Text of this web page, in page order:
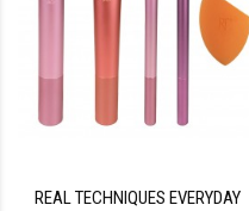
REAL TECHNIQUES EVERYDAY